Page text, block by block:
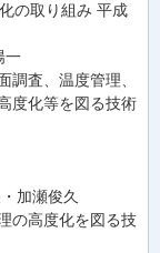
の取り組み 平成
一
調査、温度管理、
度化等を図る技術
加瀬俊久
の高度化を図る技